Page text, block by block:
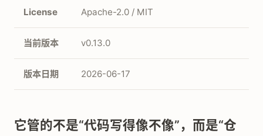
License Apache-2.0 / MIT
当前版本 v0.13.0
版本日期 2026-06-17
它管的不是“代码写得像不像”，而是“仓